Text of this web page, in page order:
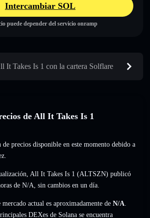
Intercambiar SOL
puede depender del servicio onramp
It Takes Is 1 con la cartera Solflare
de All It Takes Is 1
precios disponible en este momento debido a
All It Takes Is 1 (ALTSZN) publicó
de N/A, sin cambios en un día.
actual es aproximadamente de N/A.
DEXes de Solana se encuentra